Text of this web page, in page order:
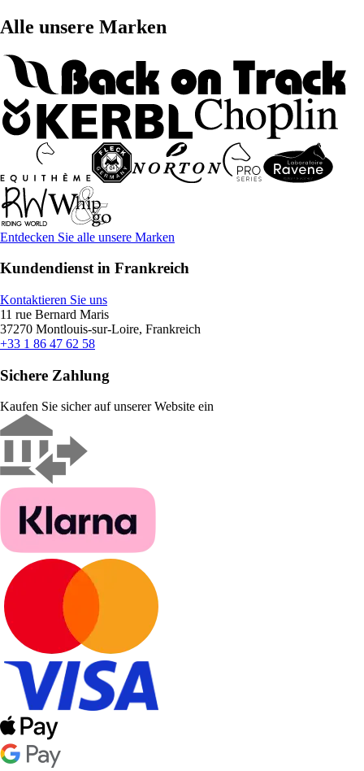
Alle unsere Marken
Entdecken Sie alle unsere Marken
Kundendienst in Frankreich
Kontaktieren Sie uns
11 rue Bernard Maris
37270 Montlouis-sur-Loire, Frankreich
+33 1 86 47 62 58
Sichere Zahlung
Kaufen Sie sicher auf unserer Website ein